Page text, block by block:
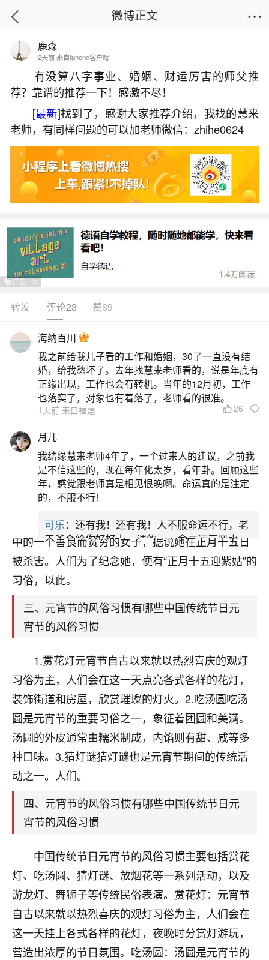
首页
传统节日元宵节习俗
2026-06-03 08:50:41 19 10 赞
生活中像传统节日元宵节习俗都是很常见的问
题，但是小问题不注意可能会引起大麻烦，下面就
这个问题给大家做一些解读：
一、元宵节的风俗有哪些
闹花灯闹花灯是元宵节传统节日习俗，始于西
汉，兴盛于隋唐，历代灯火之风盛行并沿袭后世。
正月十五是闹花灯放烟火的高潮。踩高跷踩高跷技
于远近观赏，且流动方便，无异于活动舞台，深受
群众喜爱。吃元宵正月十五吃元宵，元宵作为食品
在中国由来已久。宋代民间即流行元宵节吃新奇食
品，最早
二、元宵节有什么节日风俗
2.划旱船划旱船是元宵节期间的一种民间表演
艺术，源于对大禹治水的纪念。表演者通常为女
性，身着象征船身的服饰，模仿划船的动作边舞边
唱，以此祈求风调雨顺。3.拜紫姑紫姑是民间传说
中的一个善良而贫穷的女子，据说她在正月十五日
被杀害。人们为了纪念她，便有“正月十五迎紫姑”的
习俗，以此。
三、元宵节的风俗习惯有哪些中国传统节日元
宵节的风俗习惯
1.赏花灯元宵节自古以来就以热烈喜庆的观灯
习俗为主，人们会在这一天点亮各式各样的花灯，
装饰街道和房屋，欣赏璀璨的灯火。2.吃汤圆吃汤
圆是元宵节的重要习俗之一，象征着团圆和美满。
汤圆的外皮通常由糯米制成，内馅则有甜、咸等多
种口味。3.猜灯谜猜灯谜也是元宵节期间的传统活
动之一。人们。
四、元宵节的风俗习惯有哪些中国传统节日元
宵节的风俗习惯
中国传统节日元宵节的风俗习惯主要包括赏花
灯、吃汤圆、猜灯谜、放烟花等一系列活动，以及
游龙灯、舞狮子等传统民俗表演。赏花灯：元宵节
自古以来就以热烈喜庆的观灯习俗为主，人们会在
这一天挂上各式各样的花灯，夜晚时分赏灯游玩，
营造出浓厚的节日氛围。吃汤圆：汤圆是元宵节的
微博正文
鹿森
2天前 来自iphone客户端
有没算八字事业、婚姻、财运厉害的师父推
荐？靠谱的推荐一下！感激不尽！
[最新]找到了，感谢大家推荐介绍，我找的慧来
老师，有同样问题的可以加老师微信：zhihe0624
转发 评论23 赞89
海纳百川
我之前给我儿子看的工作和婚姻，30了一直没有结
婚，给我愁坏了。去年找慧来老师看的，说是年底有
正缘出现，工作也会有转机。当年的12月初，工作
也落实了，对象也有着落了，老师看的很准。
1天前 来自福建 26
月儿
我结缘慧来老师4年了，一个过来人的建议，之前我
是不信这些的，现在每年化太岁，看年卦。回顾这些
年，感觉跟老师真是相见恨晚啊。命运真的是注定
的，不服不行！
可乐：还有我！还有我！人不服命运不行，老
天爷会给你好好上一课的。一命二运三风水，
哪样不服都不行！
平安是福：我也是每年找老师化太岁，看年
卦，认识老师3年了，都是缘分啊！
17分钟前 来自湖北 19
心若莲花
我是做餐饮的，这两年，生意屡屡受挫，店开一家关
一家，要么生意不好，生意好的就出事。前些年攒的
家底快败光了，真是倒霉！我也想找人看看到底怎么
回事？
鹿森：你可以找老师看看，人有时不服命不行
啊！
太阳当空赵：我也做餐饮的，生意不算大，但
是我从找店开始都是找慧来老师跟进的，选
址、风水、还有开业日子，哪哪都看了，虽然
大环境不好，但是我家生意还可以，前几天又
刚找老师做了补财库，希望财运更好一点！
梦醒时分
我女儿高二叛逆，大半年不上学，一说她就要死要活
的，把我们两口子愁的不行，朋友给我推荐的慧来老
师，一开始我是病急乱投医，这半年来，法事一个个
做完，我女儿跟变了个人一样，不期望她能考多好的
大学，只要能安安稳稳的把书读了，身体心理都健健
康康的我就很知足了！